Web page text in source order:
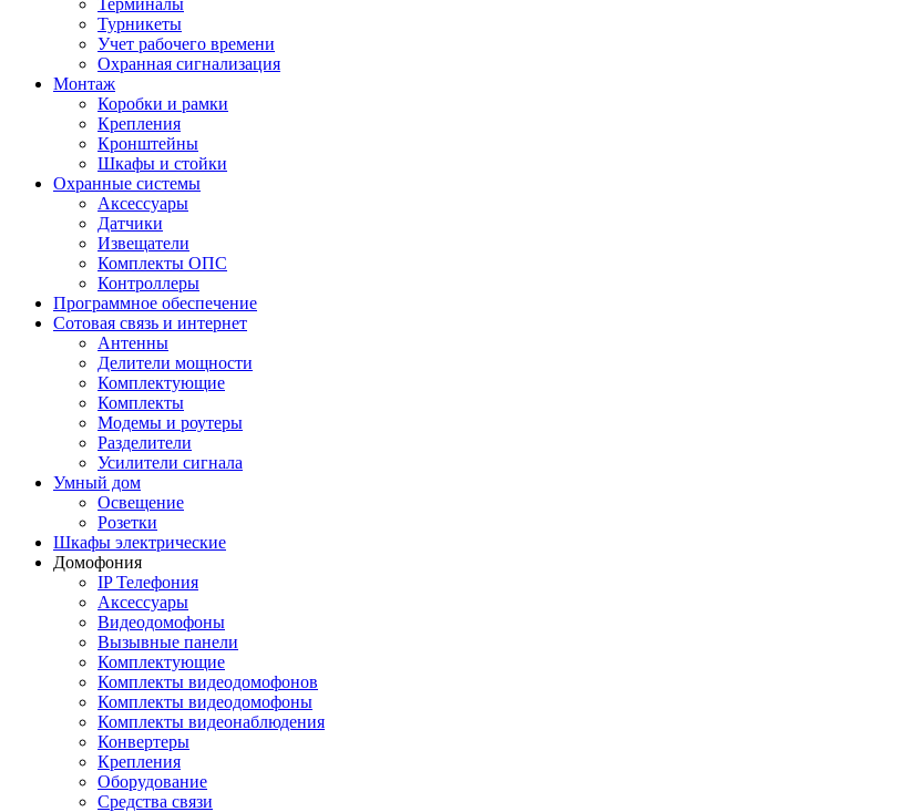
Терминалы
Турникеты
Учет рабочего времени
Охранная сигнализация
Монтаж
Коробки и рамки
Крепления
Кронштейны
Шкафы и стойки
Охранные системы
Аксессуары
Датчики
Извещатели
Комплекты ОПС
Контроллеры
Программное обеспечение
Сотовая связь и интернет
Антенны
Делители мощности
Комплектующие
Комплекты
Модемы и роутеры
Разделители
Усилители сигнала
Умный дом
Освещение
Розетки
Шкафы электрические
Домофония
IP Телефония
Аксессуары
Видеодомофоны
Вызывные панели
Комплектующие
Комплекты видеодомофонов
Комплекты видеодомофоны
Комплекты видеонаблюдения
Конвертеры
Крепления
Оборудование
Средства связи